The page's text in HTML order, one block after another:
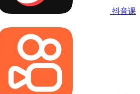
抖音课